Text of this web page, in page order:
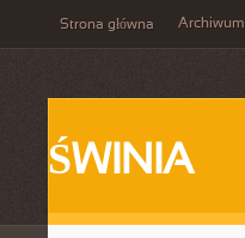
Strona główna Archiwum
ŚWINIA